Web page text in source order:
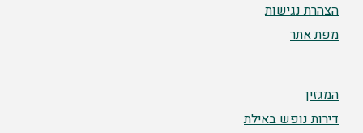
הצהרת נגישות
מפת אתר
המגזין
דירות נופש באילת